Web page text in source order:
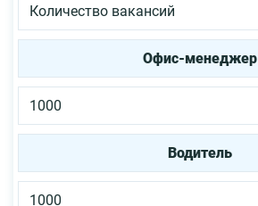
Количество вакансий
Офис-менеджер
1000
Водитель
1000